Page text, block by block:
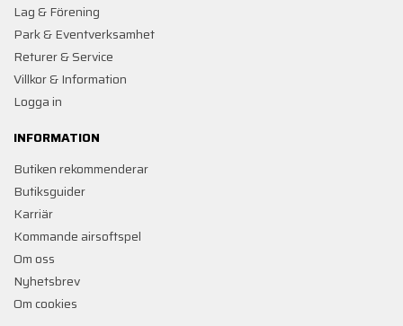
Lag & Förening
Park & Eventverksamhet
Returer & Service
Villkor & Information
Logga in
INFORMATION
Butiken rekommenderar
Butiksguider
Karriär
Kommande airsoftspel
Om oss
Nyhetsbrev
Om cookies